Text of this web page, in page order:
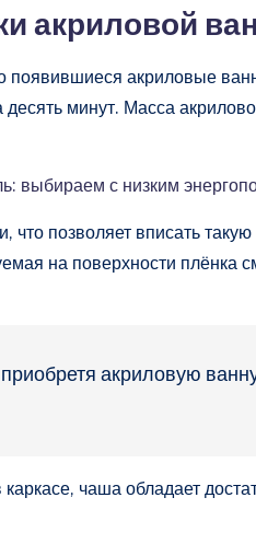
акриловой
акриловые
минут. Масса
выбираем с низким
позволяет вписать
на поверхности
акриловую
чаша обладает